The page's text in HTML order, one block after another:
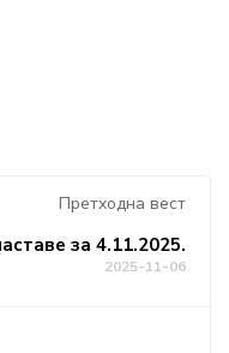
Претходна вест
за 4.11.2025.
2025-11-06